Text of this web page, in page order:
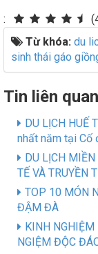
:
Từ khóa: du
sinh thái gáo
Tin liên quan
DU LỊCH HUẾ
nhất năm tại Cố
DU LỊCH
TẾ VÀ TRUYỀN
TOP 10 MÓN
ĐẬM ĐÀ
KINH NGHIỆM
NGIỆM ĐỘC